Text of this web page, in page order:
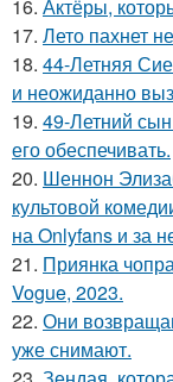
16. Актёры,
17. Лето пахнет
18. 44-Летняя
и неожиданно
19. 49-Летний
его обеспечивать.
20. Шеннон
культовой
на Onlyfans и за
21. Приянка
Vogue, 2023.
22. Они
уже снимают.